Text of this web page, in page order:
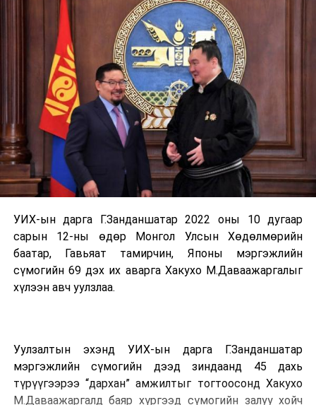
УИХ-ын дарга Г.Занданшатар 2022 оны 10 дугаар
сарын 12-ны өдөр Монгол Улсын Хөдөлмөрийн
баатар, Гавьяат тамирчин, Японы мэргэжлийн
сүмогийн 69 дэх их аварга Хакухо М.Даваажаргалыг
хүлээн авч уулзлаа.
Уулзалтын эхэнд УИХ-ын дарга Г.Занданшатар
мэргэжлийн сүмогийн дээд зиндаанд 45 дахь
түрүүгээрээ “дархан” амжилтыг тогтоосонд Хакухо
М.Даваажаргалд баяр хүргээд сүмогийн залуу хойч